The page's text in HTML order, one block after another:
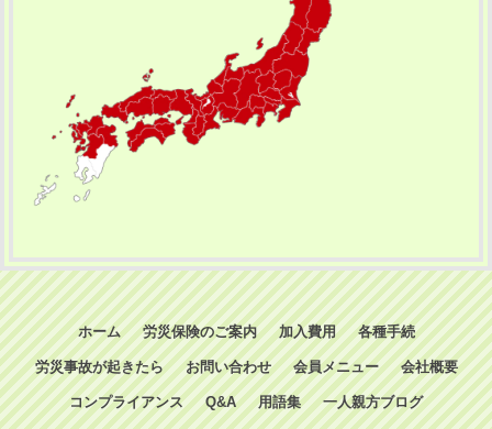
ホーム 労災保険のご案内 加入費用 各種手続
労災事故が起きたら お問い合わせ 会員メニュー 会社概要
コンプライアンス Q&A 用語集 一人親方ブログ